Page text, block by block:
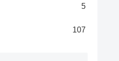
5
107